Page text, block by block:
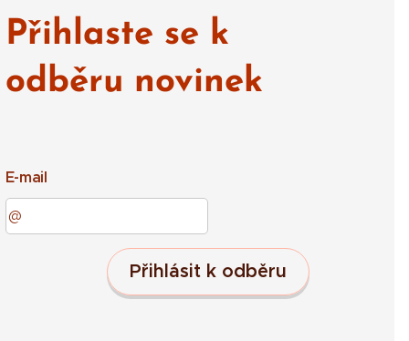
Přihlaste se k
odběru novinek
E-mail
Přihlásit k odběru